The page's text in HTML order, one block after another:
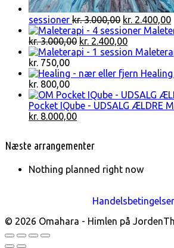
sessioner kr.3.000,00 Den
oprindelige
pris
var:
kr. 2.400,00
kr.3.000,00 Den
oprindelige
var:
kr. 2.400,00Den
aktuelle
er:
kr. 750,00
kr. 800,00
Pocket IQube - UDSALG ÆLDRE
Den
var:
kr. 8.000,00Den
er:
Næste arrangementer
Nothing planned right now
Handelsbetingelser
© 2026 Omahara - Himlen på Jorden